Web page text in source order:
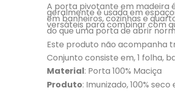
A porta pivotante em madeira
geralmente é usada em
em banheiros, cozinhas e
versáteis para combinar com
do que uma porta de abrir
Este produto não acompanha
Conjunto consiste em, 1 folha,
Material: Porta 100% Maciça
Produto: Imunizado, 100%